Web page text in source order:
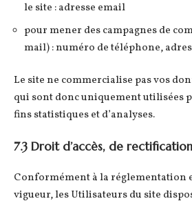
le site : adresse email
pour mener des campagnes de
mail) : numéro de téléphone,
Le site ne commercialise pas vos
qui sont donc uniquement utilisées
fins statistiques et d’analyses.
7.3 Droit d’accès, de
Conformément à la réglementation
vigueur, les Utilisateurs du site